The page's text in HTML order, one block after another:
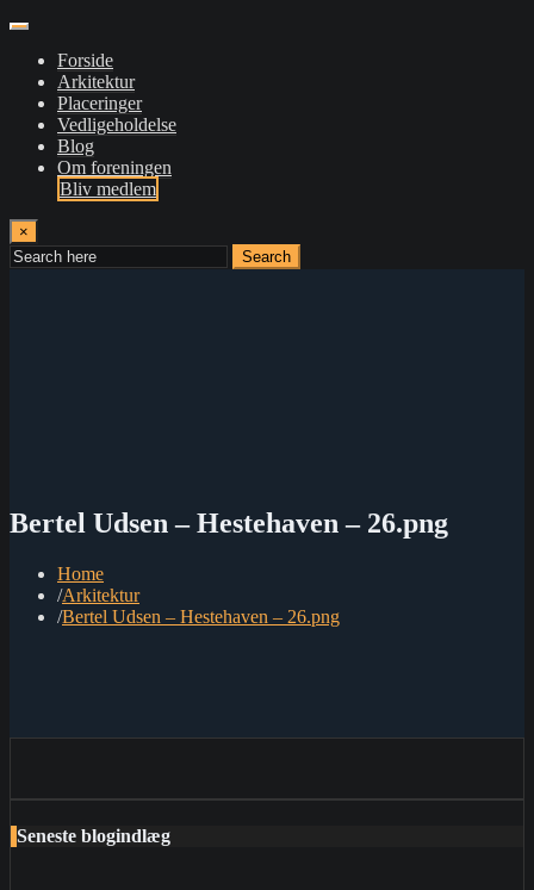
Forside
Arkitektur
Placeringer
Vedligeholdelse
Blog
Om foreningen
Bliv medlem
×
Search
Bertel Udsen – Hestehaven – 26.png
Home
Arkitektur
Bertel Udsen – Hestehaven – 26.png
Seneste blogindlæg